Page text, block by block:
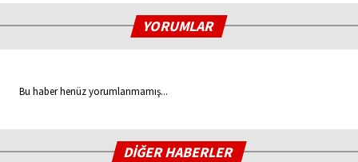
YORUMLAR
Bu haber henüz yorumlanmamış...
DİĞER HABERLER